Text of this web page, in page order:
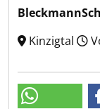
Kinzigtal